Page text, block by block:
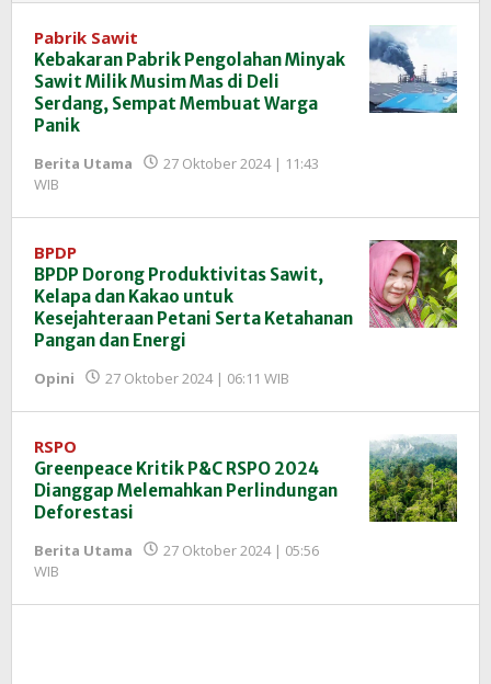
Pabrik Sawit
Kebakaran Pabrik Pengolahan Minyak
Sawit Milik Musim Mas di Deli
Serdang, Sempat Membuat Warga
Panik
Berita Utama
27 Oktober 2024 | 11:43
WIB
InfoSAWIT
BPDP
BPDP Dorong Produktivitas Sawit,
Kelapa dan Kakao untuk
Kesejahteraan Petani Serta Ketahanan
Pangan dan Energi
Opini 27 Oktober 2024 | 06:11 WIB
InfoSAWIT
RSPO
Greenpeace Kritik P&C RSPO 2024
Dianggap Melemahkan Perlindungan
Deforestasi
Berita Utama
27 Oktober 2024 | 05:56
WIB
InfoSAWIT